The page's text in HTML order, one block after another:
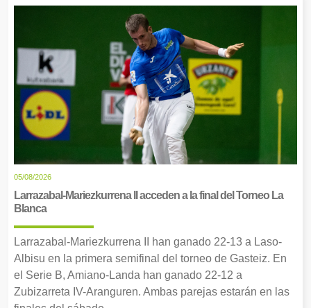
05/08/2026
Larrazabal-Mariezkurrena II acceden a la final del Torneo La
Blanca
Larrazabal-Mariezkurrena II han ganado 22-13 a Laso-
Albisu en la primera semifinal del torneo de Gasteiz. En
el Serie B, Amiano-Landa han ganado 22-12 a
Zubizarreta IV-Aranguren. Ambas parejas estarán en las